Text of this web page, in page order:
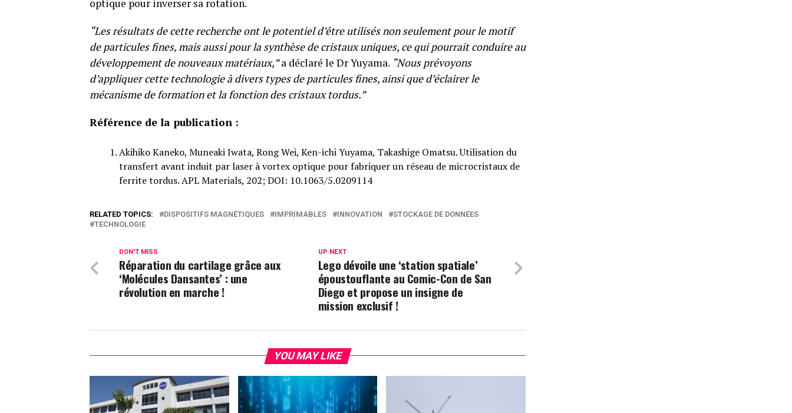
optique pour inverser sa rotation.
“Les résultats de cette recherche ont le potentiel d’être utilisés non seulement pour le motif
de particules fines, mais aussi pour la synthèse de cristaux uniques, ce qui pourrait conduire au
développement de nouveaux matériaux,”a déclaré le Dr Yuyama. “Nous prévoyons
d’appliquer cette technologie à divers types de particules fines, ainsi que d’éclairer le
mécanisme de formation et la fonction des cristaux tordus.”
Référence de la publication :
Akihiko Kaneko, Muneaki Iwata, Rong Wei, Ken-ichi Yuyama, Takashige Omatsu. Utilisation du
transfert avant induit par laser à vortex optique pour fabriquer un réseau de microcristaux de
ferrite tordus. APL Materials, 202; DOI: 10.1063/5.0209114
RELATED TOPICS: DISPOSITIFS MAGNÉTIQUES IMPRIMABLES INNOVATION
STOCKAGE DE DONNÉES
TECHNOLOGIE
UP NEXT
Lego dévoile une ‘station spatiale’
époustouflante au Comic-Con de San
Diego et propose un insigne de
mission exclusif !
DON'T MISS
Réparation du cartilage grâce aux
‘Molécules Dansantes’ : une
révolution en marche !
YOU MAY LIKE